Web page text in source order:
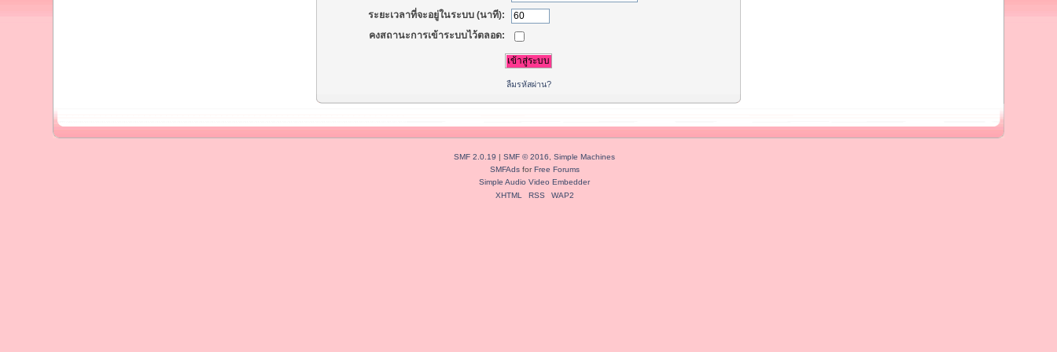
ระยะเวลาที่จะอยู่ในระบบ (นาที):
คงสถานะการเข้าระบบไว้ตลอด:
ลืมรหัสผ่าน?
SMF 2.0.19 | SMF © 2016, Simple Machines
SMFAdsforFree Forums
Simple Audio Video Embedder
XHTML
RSS WAP2